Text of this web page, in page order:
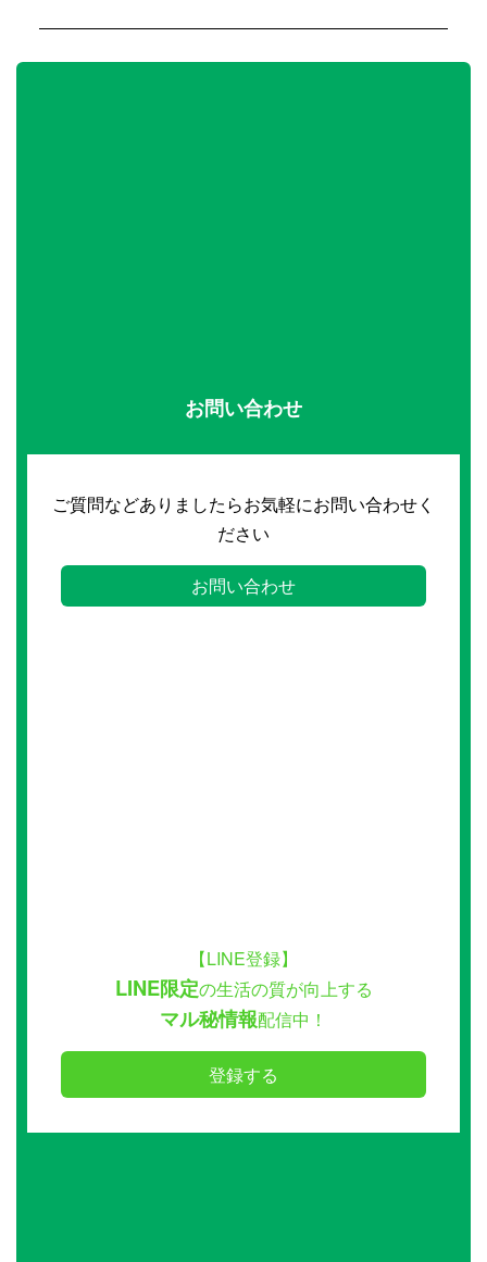
お問い合わせ
ご質問などありましたらお気軽にお問い合わせく
ださい
お問い合わせ
【LINE登録】
LINE限定の生活の質が向上する
マル秘情報配信中！
登録する